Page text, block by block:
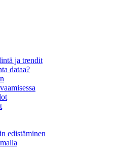
ja trendit
dataa?
edistäminen